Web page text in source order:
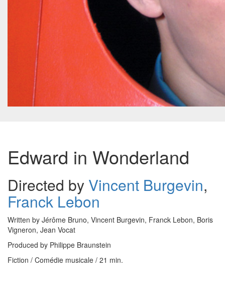
Edward in Wonderland
Directed by Vincent Burgevin,
Franck Lebon
Written by Jérôme Bruno, Vincent Burgevin, Franck Lebon, Boris
Vigneron, Jean Vocat
Produced by Philippe Braunstein
Fiction / Comédie musicale / 21 min.